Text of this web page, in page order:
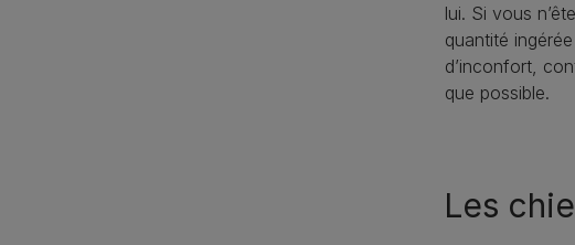
lui. Si vous
quantité
d’inconfort,
que possible.
Les